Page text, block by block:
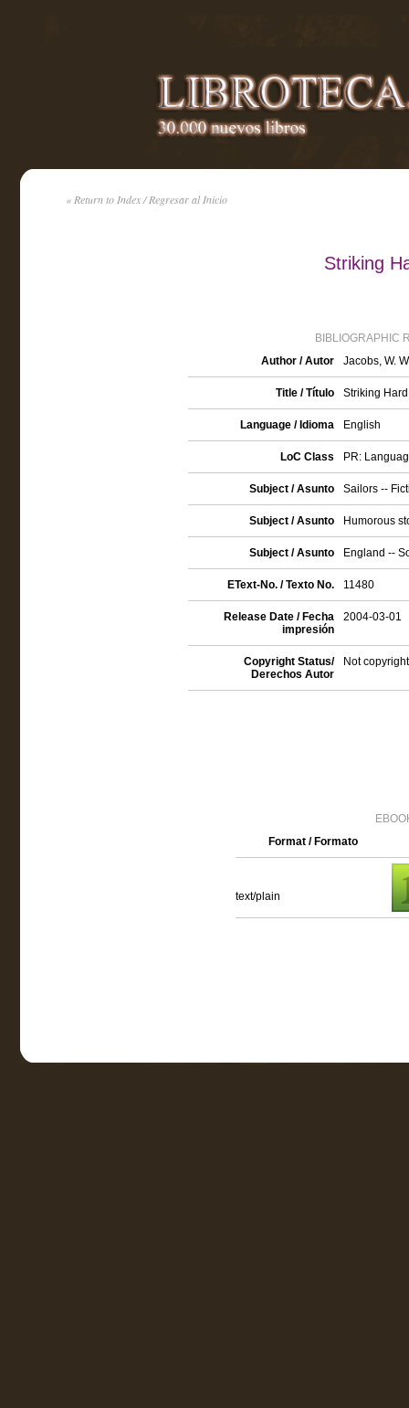
« Return to Index / Regresar al Inicio
Striking
BIBLIOGRAPHIC
Author / Autor
Jacobs, W.
Title / Título Striking
Language / Idioma English
LoC Class PR:
Subject / Asunto Sailors --
Subject / Asunto Humorous
Subject / Asunto England --
EText-No. / Texto No. 11480
Release Date / Fecha
impresión
2004-03-01
Copyright Status/
Derechos Autor
Not
Format / Formato
text/plain